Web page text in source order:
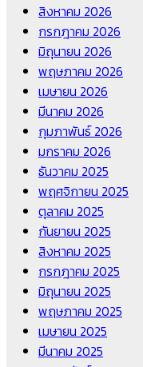
สิงหาคม 2026
กรกฎาคม 2026
มิถุนายน 2026
พฤษภาคม 2026
เมษายน 2026
มีนาคม 2026
กุมภาพันธ์ 2026
มกราคม 2026
ธันวาคม 2025
พฤศจิกายน 2025
ตุลาคม 2025
กันยายน 2025
สิงหาคม 2025
กรกฎาคม 2025
มิถุนายน 2025
พฤษภาคม 2025
เมษายน 2025
มีนาคม 2025